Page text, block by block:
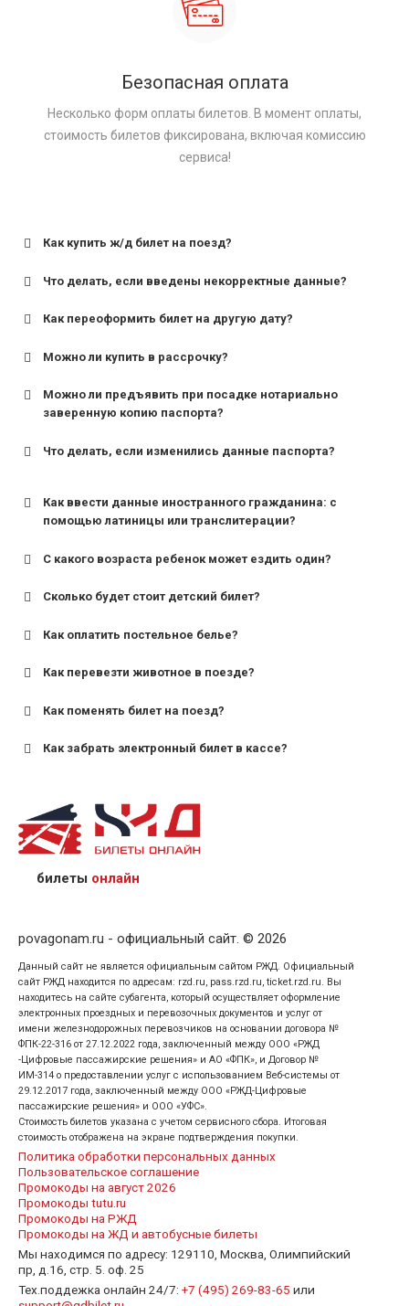
Безопасная оплата
Несколько форм оплаты билетов. В момент оплаты,
стоимость билетов фиксирована, включая комиссию
сервиса!
Как купить ж/д билет на поезд?
Что делать, если введены некорректные данные?
Как переоформить билет на другую дату?
Можно ли купить в рассрочку?
Можно ли предъявить при посадке нотариально
заверенную копию паспорта?
Что делать, если изменились данные паспорта?
Как ввести данные иностранного гражданина: с
помощью латиницы или транслитерации?
С какого возраста ребенок может ездить один?
для поездов дальнего следования — от 10 лет и
для пригородных поездов — от 7 лет.
Сколько будет стоит детский билет?
Как оплатить постельное белье?
Как перевезти животное в поезде?
Как поменять билет на поезд?
Как забрать электронный билет в кассе?
назвав кассиру 14-значный номер заказа;
предъявив удостоверение личности пассажира, на
кого оформлен билет.
билеты онлайн
povagonam.ru - официальный сайт. © 2026
Данный сайт не является официальным сайтом РЖД. Официальный
сайт РЖД находится по адресам: rzd.ru, pass.rzd.ru, ticket.rzd.ru. Вы
находитесь на сайте субагента, который осуществляет оформление
электронных проездных и перевозочных документов и услуг от
имени железнодорожных перевозчиков на основании договора №
ФПК-22-316 от 27.12.2022 года, заключенный между ООО «РЖД
-Цифровые пассажирские решения» и АО «ФПК», и Договор №
ИМ-314 о предоставлении услуг с использованием Веб-системы от
29.12.2017 года, заключенный между ООО «РЖД-Цифровые
пассажирские решения» и ООО «УФС».
Стоимость билетов указана с учетом сервисного сбора. Итоговая
стоимость отображена на экране подтверждения покупки.
Политика обработки персональных данных
Пользовательское соглашение
Промокоды на август 2026
Промокоды tutu.ru
Промокоды на РЖД
Промокоды на ЖД и автобусные билеты
Мы находимся по адресу: 129110, Москва, Олимпийский
пр, д.16, стр. 5. оф. 25
Тех.поддежка онлайн 24/7: +7 (495) 269-83-65 или